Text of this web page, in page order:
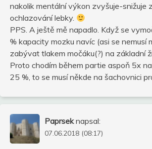
nakolik mentální výkon zvyšuje-snižuje
ochlazování lebky.
PPS. A ještě mě napadlo. Když se
% kapacity mozku navíc (asi se nemusí
zabývat tlakem močáku(?) na základní
Proto chodím během partie aspoň 5x
25 %, to se musí někde na šachovnici
Paprsek napsal:
07.06.2018 (08:17)